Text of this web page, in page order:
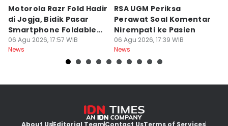
Motorola Razr Fold Hadir
di Jogja, Bidik Pasar
Smartphone Foldable
Premium
06 Agu 2026, 17:57 WIB
News
RSA UGM Periksa
Perawat Soal Komentar
Nirempati ke Pasien
06 Agu 2026, 17:39 WIB
News
About UsEditorial TeamContact UsTerms of Services